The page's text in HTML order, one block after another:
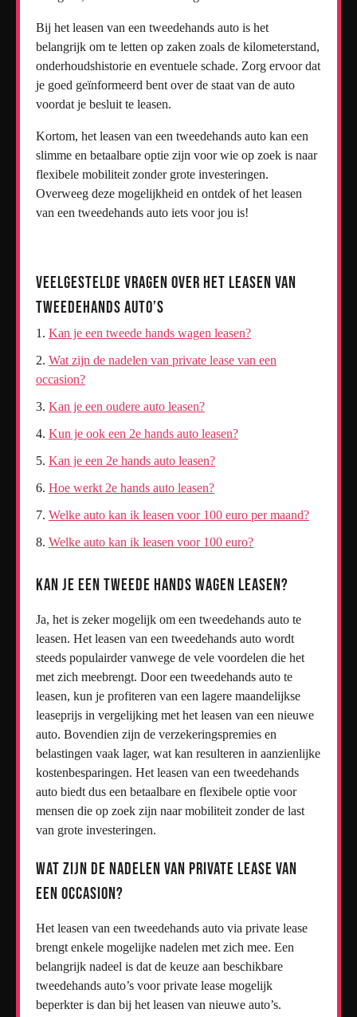
Bij het leasen van een tweedehands auto is het
belangrijk om te letten op zaken zoals de kilometerstand,
onderhoudshistorie en eventuele schade. Zorg ervoor dat
je goed geïnformeerd bent over de staat van de auto
voordat je besluit te leasen.
Kortom, het leasen van een tweedehands auto kan een
slimme en betaalbare optie zijn voor wie op zoek is naar
flexibele mobiliteit zonder grote investeringen.
Overweeg deze mogelijkheid en ontdek of het leasen
van een tweedehands auto iets voor jou is!
Veelgestelde Vragen over het Leasen van
Tweedehands Auto’s
Kan je een tweede hands wagen leasen?
Wat zijn de nadelen van private lease van een
occasion?
Kan je een oudere auto leasen?
Kun je ook een 2e hands auto leasen?
Kan je een 2e hands auto leasen?
Hoe werkt 2e hands auto leasen?
Welke auto kan ik leasen voor 100 euro per maand?
Welke auto kan ik leasen voor 100 euro?
Kan je een tweede hands wagen leasen?
Ja, het is zeker mogelijk om een tweedehands auto te
leasen. Het leasen van een tweedehands auto wordt
steeds populairder vanwege de vele voordelen die het
met zich meebrengt. Door een tweedehands auto te
leasen, kun je profiteren van een lagere maandelijkse
leaseprijs in vergelijking met het leasen van een nieuwe
auto. Bovendien zijn de verzekeringspremies en
belastingen vaak lager, wat kan resulteren in aanzienlijke
kostenbesparingen. Het leasen van een tweedehands
auto biedt dus een betaalbare en flexibele optie voor
mensen die op zoek zijn naar mobiliteit zonder de last
van grote investeringen.
Wat zijn de nadelen van private lease van
een occasion?
Het leasen van een tweedehands auto via private lease
brengt enkele mogelijke nadelen met zich mee. Een
belangrijk nadeel is dat de keuze aan beschikbare
tweedehands auto’s voor private lease mogelijk
beperkter is dan bij het leasen van nieuwe auto’s.